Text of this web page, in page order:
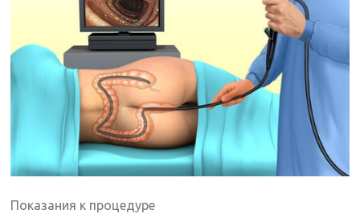
Показания к процедуре